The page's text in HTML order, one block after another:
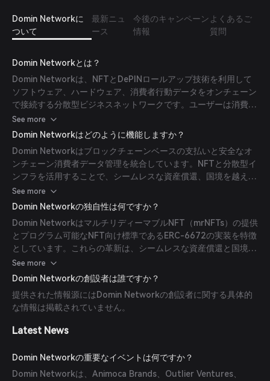
Domin Networkに
ついて
最新ニュ
ース
今後のキャンペーン
情報
よくあるご
質問
Domin Networkとは？
Domin Networkは、NFTとDePINロールアップ技術を利用して
ソフトウェア、ハードウェア、消費者行動データをオンチェーン
で接続する分散型ビジネスネットワークです。ユーザーは消費デ
ータを共有することで暗号報酬を獲得でき、オープンなデータ経
済を促進します。Domin Foundationはエコシステムを支援し、
マルチリディーマブルNFT（mrNFTs）やプログラム可能なNFT
の標準であるERC-6672などの革新を導入しています。
See more
Domin Networkはどのように機能しますか？
Domin Networkはブロックチェーンベースの支払いと安全なオ
ンチェーン消費者データ管理を統合しています。NFTと分散型イ
ンフラを活用することで、シームレスな資産償還、国境を越えた
取引、透明なデータ所有権を可能にします。このアプローチは
Web2とWeb3の経済を橋渡しし、ユーザーにより大きな制御を
与えながらグローバルな貿易の革新を促進します。
See more
Domin Networkの独自性は何ですか？
Domin NetworkはマルチリディーマブルNFT（mrNFTs）の提供
とプログラム可能なNFT向け標準であるERC-6672の実装を特徴
としています。これらの革新は、シームレスな資産償還と国境を
越えた取引を促進し、Eコマース分野における透明性とユーザー
コントロールを向上させます。
See more
Domin Networkの創設者は誰ですか？
提供された情報源にはDomin Networkの創設者に関する具体的
な情報は掲載されていません。
Latest News
Domin Networkの重要なイベントは何ですか？
Domin Networkは、Animoca Brands、Outlier Ventures、